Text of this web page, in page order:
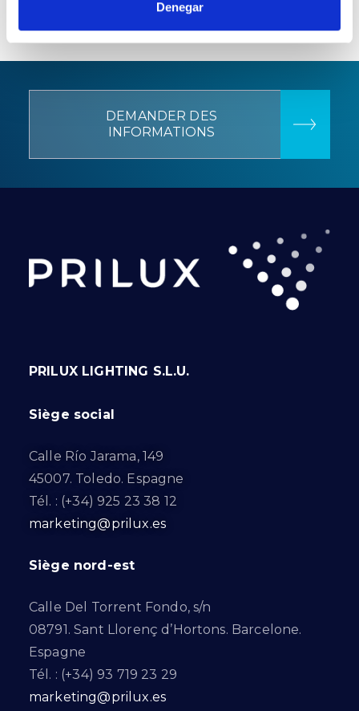
Denegar
DEMANDER DES
INFORMATIONS
PRILUX LIGHTING S.L.U.
Siège social
Calle Río Jarama, 149
45007. Toledo. Espagne
Tél. : (+34) 925 23 38 12
marketing@prilux.es
Siège nord-est
Calle Del Torrent Fondo, s/n
08791. Sant Llorenç d’Hortons. Barcelone.
Espagne
Tél. : (+34) 93 719 23 29
marketing@prilux.es